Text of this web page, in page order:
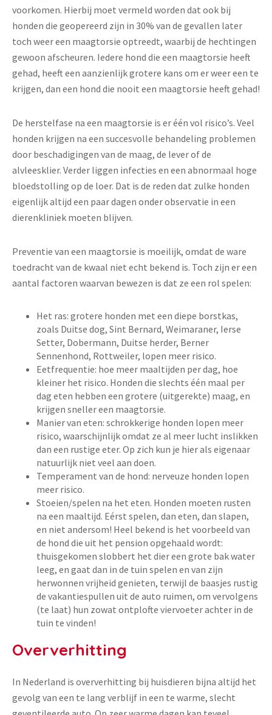
voorkomen. Hierbij moet vermeld worden dat ook bij
honden die geopereerd zijn in 30% van de gevallen later
toch weer een maagtorsie optreedt, waarbij de hechtingen
gewoon afscheuren. Iedere hond die een maagtorsie heeft
gehad, heeft een aanzienlijk grotere kans om er weer een te
krijgen, dan een hond die nooit een maagtorsie heeft gehad!
De herstelfase na een maagtorsie is er één vol risico’s. Veel
honden krijgen na een succesvolle behandeling problemen
door beschadigingen van de maag, de lever of de
alvleesklier. Verder liggen infecties en een abnormaal hoge
bloedstolling op de loer. Dat is de reden dat zulke honden
eigenlijk altijd een paar dagen onder observatie in een
dierenkliniek moeten blijven.
Preventie van een maagtorsie is moeilijk, omdat de ware
toedracht van de kwaal niet echt bekend is. Toch zijn er een
aantal factoren waarvan bewezen is dat ze een rol spelen:
Het ras: grotere honden met een diepe borstkas,
zoals Duitse dog, Sint Bernard, Weimaraner, Ierse
Setter, Dobermann, Duitse herder, Berner
Sennenhond, Rottweiler, lopen meer risico.
Eetfrequentie: hoe meer maaltijden per dag, hoe
kleiner het risico. Honden die slechts één maal per
dag eten hebben een grotere (uitgerekte) maag, en
krijgen sneller een maagtorsie.
Manier van eten: schrokkerige honden lopen meer
risico, waarschijnlijk omdat ze al meer lucht inslikken
dan een rustige eter. Op zich kun je hier als eigenaar
natuurlijk niet veel aan doen.
Temperament van de hond: nerveuze honden lopen
meer risico.
Stoeien/spelen na het eten. Honden moeten rusten
na een maaltijd. Eérst spelen, dan eten, dan slapen,
en niet andersom! Heel bekend is het voorbeeld van
de hond die uit het pension opgehaald wordt:
thuisgekomen slobbert het dier een grote bak water
leeg, en gaat dan in de tuin spelen en van zijn
herwonnen vrijheid genieten, terwijl de baasjes rustig
de vakantiespullen uit de auto ruimen, om vervolgens
(te laat) hun zowat ontplofte viervoeter achter in de
tuin te vinden!
Oververhitting
In Nederland is oververhitting bij huisdieren bijna altijd het
gevolg van een te lang verblijf in een te warme, slecht